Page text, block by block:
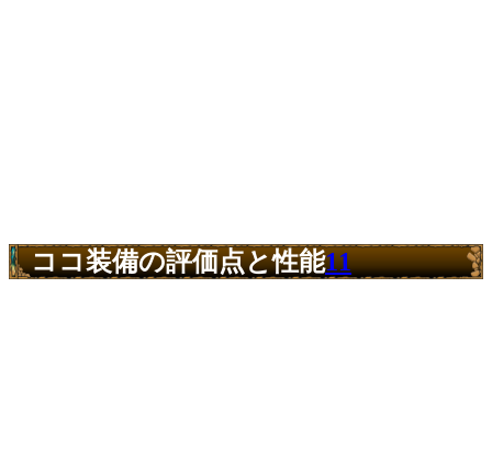
ココ装備の評価点と性能11